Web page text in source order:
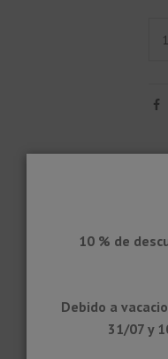
10 % de
Debido a
31/07 y